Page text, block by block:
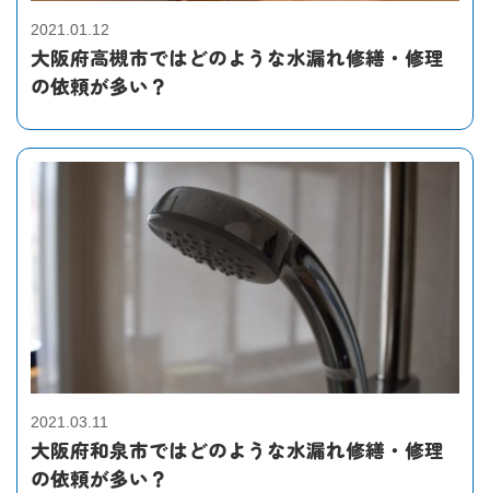
2021.01.12
大阪府高槻市ではどのような水漏れ修繕・修理
の依頼が多い？
2021.03.11
大阪府和泉市ではどのような水漏れ修繕・修理
の依頼が多い？